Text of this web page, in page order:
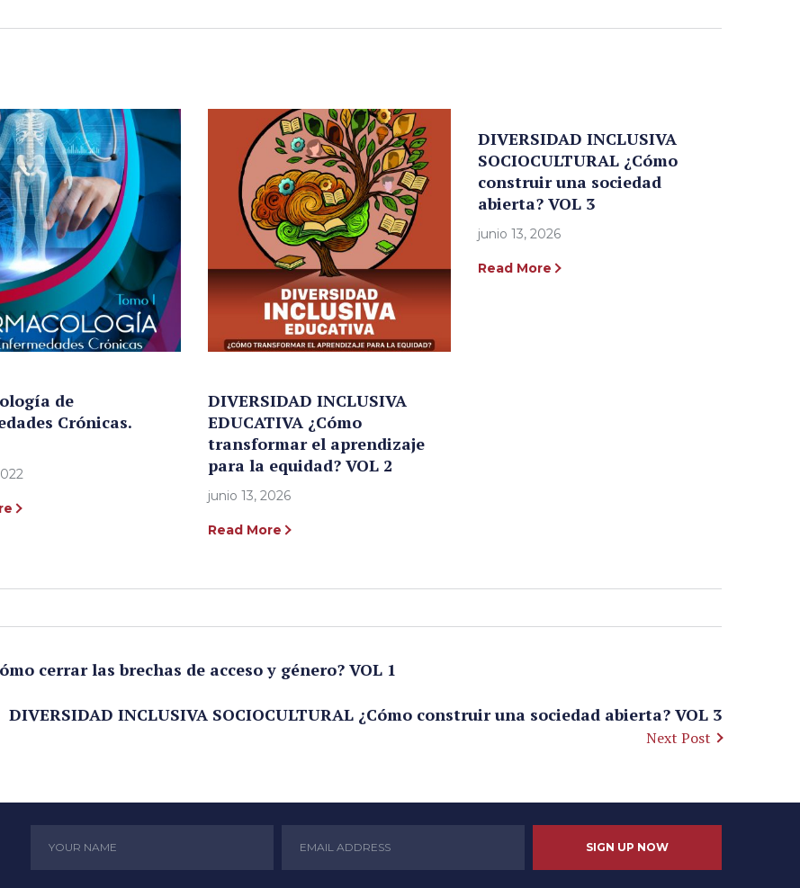
de
Crónicas.
DIVERSIDAD INCLUSIVA
EDUCATIVA ¿Cómo
transformar el aprendizaje
para la equidad? VOL 2
junio 13, 2026
Read More
DIVERSIDAD INCLUSIVA
SOCIOCULTURAL ¿Cómo
construir una sociedad
abierta? VOL 3
junio 13, 2026
Read More
cerrar las brechas de acceso y género? VOL 1
DIVERSIDAD INCLUSIVA SOCIOCULTURAL ¿Cómo construir una sociedad abierta? VOL 3
Next Post